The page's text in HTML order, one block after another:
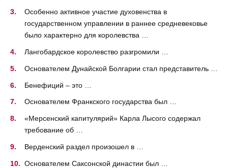
Особенно активное участие духовенства в
государственном управлении в раннее средневековье
было характерно для королевства …
Лангобардское королевство разгромили …
Основателем Дунайской Болгарии стал представитель …
Бенефиций – это …
Основателем Франкского государства был …
«Мерсенский капитулярий» Карла Лысого содержал
требование об …
Верденский раздел произошел в …
Основателем Саксонской династии был …